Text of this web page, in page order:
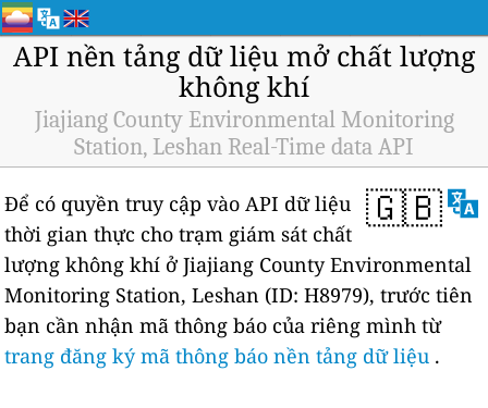
API nền tảng dữ liệu mở chất lượng
không khí
Jiajiang County Environmental Monitoring
Station, Leshan Real-Time data API
🇬🇧
Để có quyền truy cập vào API dữ liệu
thời gian thực cho trạm giám sát chất
lượng không khí ở Jiajiang County Environmental
Monitoring Station, Leshan (ID: H8979), trước tiên
bạn cần nhận mã thông báo của riêng mình từ
trang đăng ký mã thông báo nền tảng dữ liệu .